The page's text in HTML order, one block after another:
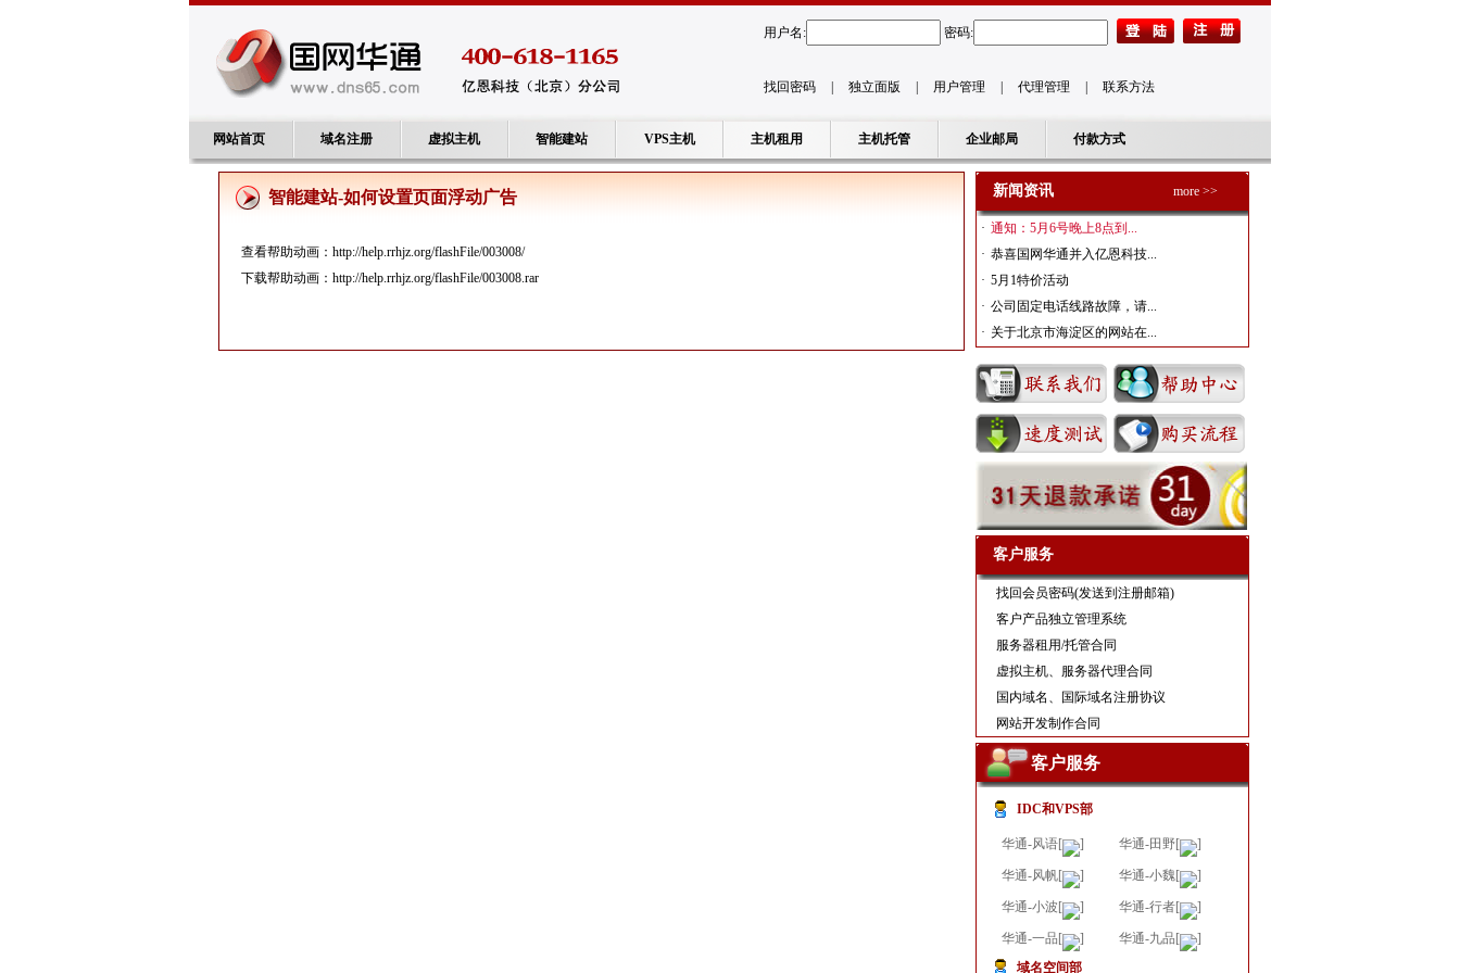
用户名: 密码:
找回密码 独立面版 用户管理 代理管理 联系方法
网站首页 域名注册 虚拟主机 智能建站 VPS主机 主机租用 主机托管 企业邮局 付款方式
智能建站-如何设置页面浮动广告
查看帮助动画： http://help.rrhjz.org/flashFile/003008/
下载帮助动画： http://help.rrhjz.org/flashFile/003008.rar
新闻资讯 more >>
· 通知：5月6号晚上8点到...
· 恭喜国网华通并入亿恩科技...
· 5月1特价活动
· 公司固定电话线路故障，请...
· 关于北京市海淀区的网站在...
客户服务
找回会员密码(发送到注册邮箱)
客户产品独立管理系统
服务器租用/托管合同
虚拟主机
服务器代理合同
国内域名、国际域名注册协议
网站开发制作合同
客户服务
IDC和VPS部
华通-风语[ ] 华通-田野[ ]
华通-风帆[ ] 华通-小魏[ ]
华通-小波[ ] 华通-行者[ ]
华通-一品[ ] 华通-九品[
]
域名空间部